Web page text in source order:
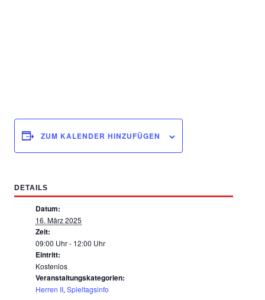
ZUM KALENDER HINZUFÜGEN
DETAILS
Datum:
16. März 2025
Zeit:
09:00 Uhr - 12:00 Uhr
Eintritt:
Kostenlos
Veranstaltungskategorien:
Herren II, Spieltagsinfo